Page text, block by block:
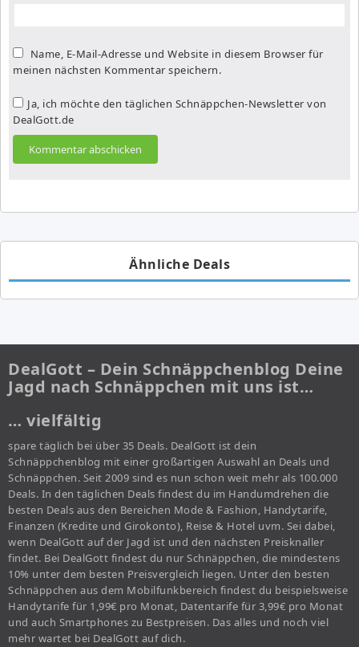
Name, E-Mail-Adresse und Website in diesem Browser für
meinen nächsten Kommentar speichern.
Ja, ich möchte den täglichen Schnäppchen-Newsletter von
DealGott.de
Ähnliche Deals
DealGott – Dein Schnäppchenblog Deine
Jagd nach Schnäppchen mit uns ist…
… vielfältig
spare täglich bei über 35 Deals. DealGott ist dein
Schnäppchenblog mit einer großartigen Auswahl an Deals und
Schnäppchen. Seit 2009 sind es nun schon weit mehr als 100.000
Deals. In den täglichen Deals findest du im Handumdrehen die
besten Deals aus den Bereichen Mode & Fashion, Handytarife,
Finanzen (Kredite und Girokonto), Reise & Hotel uvm. Sei dabei,
wenn DealGott auf der Jagd ist und den nächsten Preisknaller
findet. Bei DealGott findest du nur Schnäppchen, die mindestens
10% unter dem besten Preisvergleich liegen. Unter den besten
Schnäppchen aus dem Mobilfunkbereich findest du beispielsweise
Handytarife für 1,99€ pro Monat, Datentarife für 3,99€ pro Monat
und auch Smartphones zu Bestpreisen. Das alles und noch viel
mehr wartet bei DealGott auf dich.